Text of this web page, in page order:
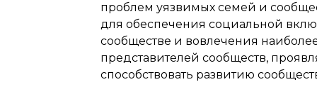
проблем уязвимых семей и
для обеспечения социальной
сообществе и вовлечения
представителей сообществ,
способствовать развитию